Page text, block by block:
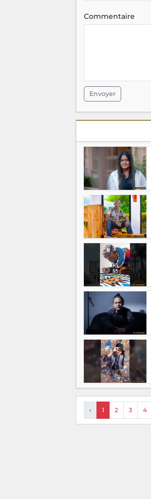
Commentaire
Envoyer
‹ 1 2 3 4